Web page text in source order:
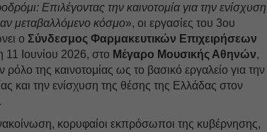
Επιλέγοντας την καινοτομία για την ενίσχυση
μεταβαλλόμενο κόσμο», οι εργασίες του 3ου
οΣύνδεσμος Φαρμακευτικών Επιχειρήσεων
11 Ιουνίου 2026, στο Μέγαρο Μουσικής Αθηνών,
ρόλο της καινοτομίας ως το βασικό εργαλείο για την
και την ενίσχυση της θέσης της Ελλάδας στον
κορυφαίοι εκπρόσωποι της κυβέρνησης,